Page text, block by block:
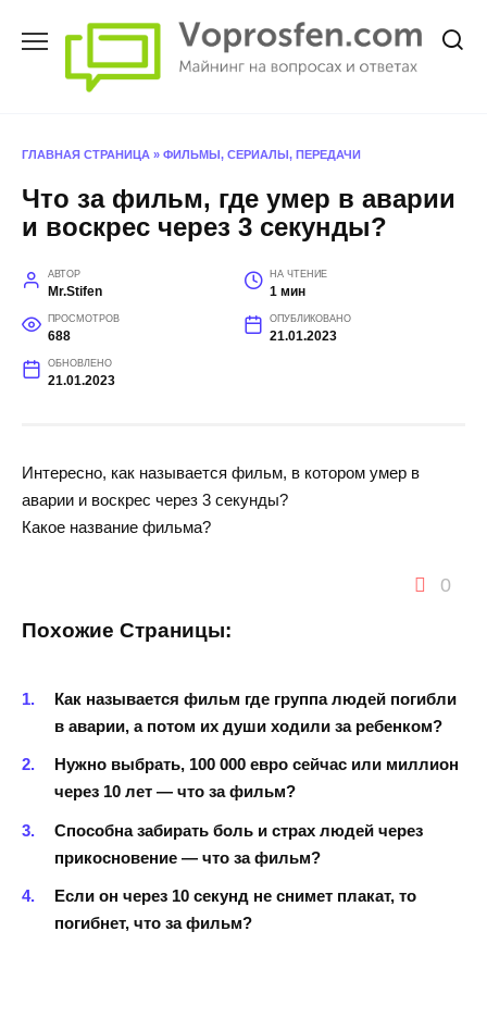
ГЛАВНАЯ СТРАНИЦА » ФИЛЬМЫ, СЕРИАЛЫ, ПЕРЕДАЧИ
Что за фильм, где умер в аварии
и воскрес через 3 секунды?
АВТОР
Mr.Stifen
НА ЧТЕНИЕ
1 мин
ПРОСМОТРОВ
688
ОПУБЛИКОВАНО
21.01.2023
ОБНОВЛЕНО
21.01.2023
Интересно, как называется фильм, в котором умер в
аварии и воскрес через 3 секунды?
Какое название фильма?
0
Похожие Страницы:
Как называется фильм где группа людей погибли
в аварии, а потом их души ходили за ребенком?
Нужно выбрать, 100 000 евро сейчас или миллион
через 10 лет — что за фильм?
Способна забирать боль и страх людей через
прикосновение — что за фильм?
Если он через 10 секунд не снимет плакат, то
погибнет, что за фильм?